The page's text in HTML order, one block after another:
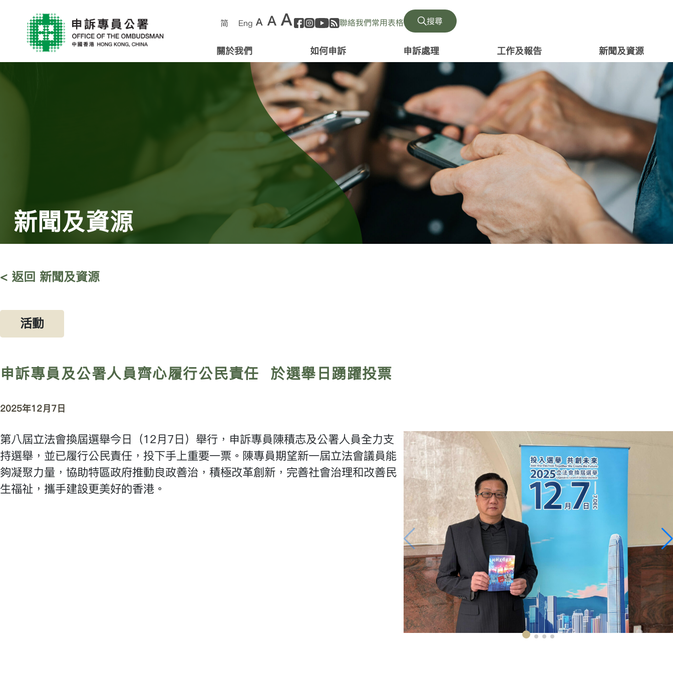
简 Eng A A A 聯絡我們常用表格 搜尋
關於我們 如何申訴 申訴處理 工作及報告 新聞及資源
新聞及資源
< 返回 新聞及資源
活動
申訴專員及公署人員齊心履行公民責任 於選舉日踴躍投票
2025年12月7日
第八屆立法會換屆選舉今日（12月7日）舉行，申訴專員陳積志及公署人員全力支
持選舉，並已履行公民責任，投下手上重要一票。陳專員期望新一屆立法會議員能
夠凝聚力量，協助特區政府推動良政善治，積極改革創新，完善社會治理和改善民
生福祉，攜手建設更美好的香港。